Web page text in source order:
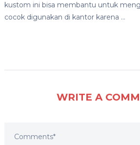
kustom ini bisa membantu untuk
cocok digunakan di kantor karena …
WRITE A